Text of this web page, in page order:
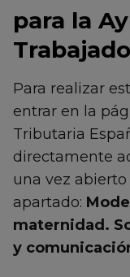
para la
Para realizar
entrar en la
Tributaria
directamente
una vez
apartado:
maternidad.
y